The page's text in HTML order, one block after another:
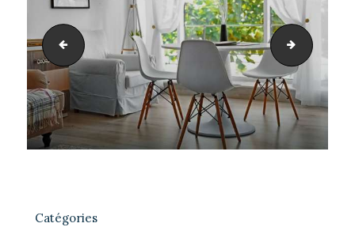
sliders_3.jpg
Catégories